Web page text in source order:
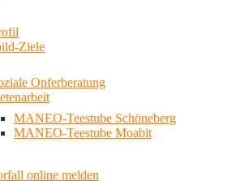
Ziele
Opferberatung
MANEO-Teestube Schöneberg
MANEO-Teestube Moabit
online melden